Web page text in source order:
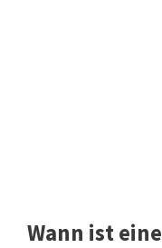
Wann ist